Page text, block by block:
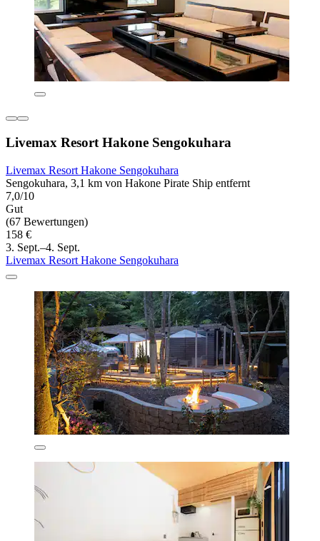
Livemax Resort Hakone Sengokuhara
Livemax Resort Hakone Sengokuhara
Sengokuhara, 3,1 km von Hakone Pirate Ship entfernt
7,0/10
Gut
(67 Bewertungen)
158 €
3. Sept.–4. Sept.
Livemax Resort Hakone Sengokuhara